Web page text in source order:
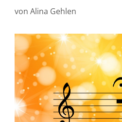
von Alina Gehlen